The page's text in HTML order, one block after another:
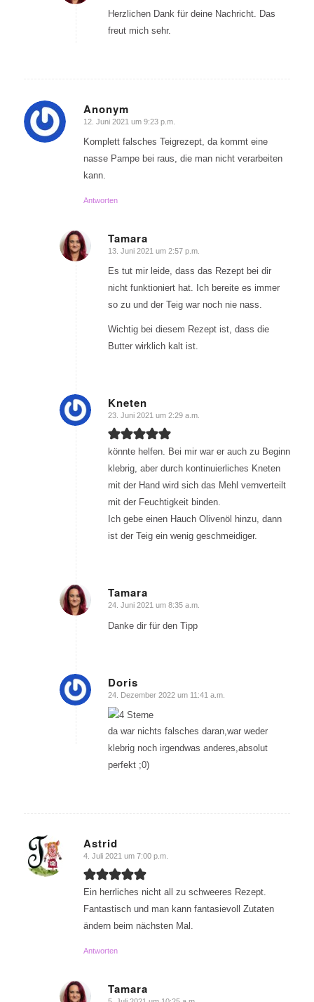
Herzlichen Dank für deine Nachricht. Das
freut mich sehr.
Anonym
sagte:
12. Juni 2021 um 9:23 p.m.
Komplett falsches Teigrezept, da kommt eine
nasse Pampe bei raus, die man nicht verarbeiten
kann.
Antworten
Tamara
sagte:
13. Juni 2021 um 2:57 p.m.
Es tut mir leide, dass das Rezept bei dir
nicht funktioniert hat. Ich bereite es immer
so zu und der Teig war noch nie nass.
Wichtig bei diesem Rezept ist, dass die
Butter wirklich kalt ist.
Kneten
sagte:
23. Juni 2021 um 2:29 a.m.
könnte helfen. Bei mir war er auch zu Beginn
klebrig, aber durch kontinuierliches Kneten
mit der Hand wird sich das Mehl vernverteilt
mit der Feuchtigkeit binden.
Ich gebe einen Hauch Olivenöl hinzu, dann
ist der Teig ein wenig geschmeidiger.
Tamara
sagte:
24. Juni 2021 um 8:35 a.m.
Danke dir für den Tipp
Doris
sagte:
24. Dezember 2022 um 11:41 a.m.
da war nichts falsches daran,war weder
klebrig noch irgendwas anderes,absolut
perfekt ;0)
Astrid
sagte:
4. Juli 2021 um 7:00 p.m.
Ein herrliches nicht all zu schweeres Rezept.
Fantastisch und man kann fantasievoll Zutaten
ändern beim nächsten Mal.
Antworten
Tamara